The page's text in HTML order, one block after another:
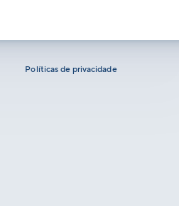
Políticas de privacidade